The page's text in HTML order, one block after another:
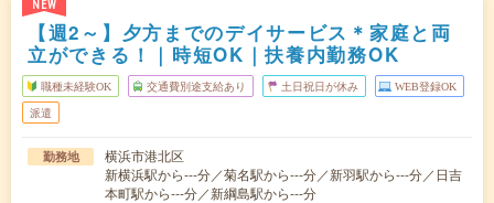
NEW
【週2～】夕方までのデイサービス＊家庭と両
立ができる！｜時短OK｜扶養内勤務OK
職種未経験OK 交通費別途支給あり 土日祝日が休み WEB登録OK
派遣
勤務地
横浜市港北区
新横浜駅から---分／菊名駅から---分／新羽駅から---分／日吉
本町駅から---分／新綱島駅から---分